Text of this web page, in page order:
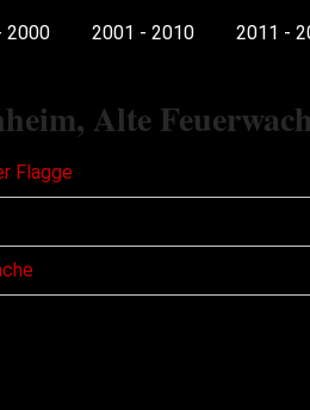
2000 2001 - 2010 2011 -
Alte
Flagge